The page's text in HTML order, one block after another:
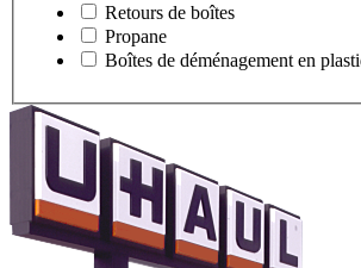
Retours de boîtes
Propane
Boîtes de déménagement en